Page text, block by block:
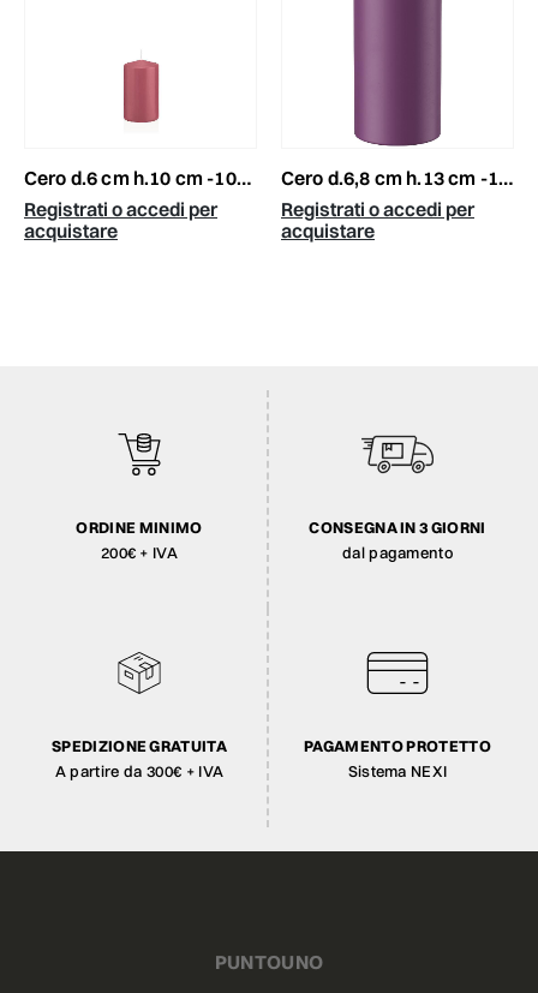
cero d.6 cm h.10 cm -100/60- conf.pz.16 rosa antico
Registrati o accedi per
acquistare
cero d.6,8 cm h.13 cm -130/68- conf.pz.12 mora
Registrati o accedi per
acquistare
ORDINE MINIMO
200€ + IVA
CONSEGNA IN 3 GIORNI
dal pagamento
SPEDIZIONE GRATUITA
A partire da 300€ + IVA
PAGAMENTO PROTETTO
Sistema NEXI
PUNTOUNO